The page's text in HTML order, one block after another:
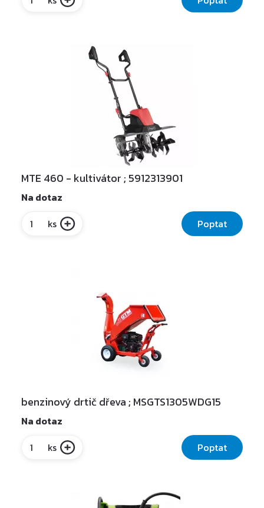
MTE 460 - kultivátor ; 5912313901
Na dotaz
ks
Poptat
benzinový drtič dřeva ; MSGTS1305WDG15
Na dotaz
ks
Poptat